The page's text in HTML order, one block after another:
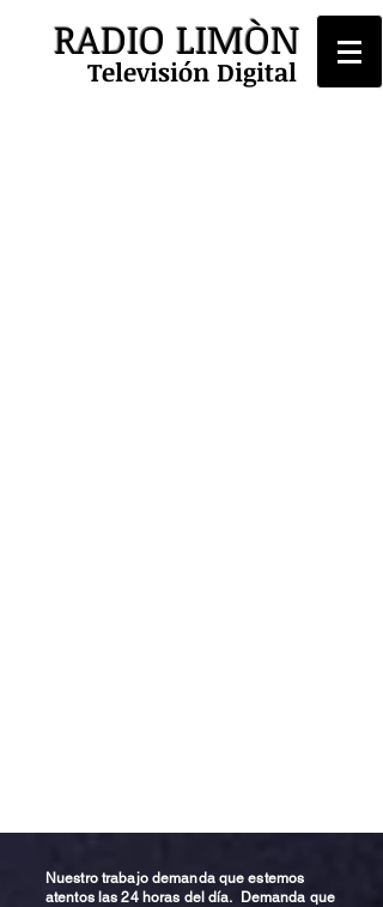
RADIO LIMÒN
Televisión Digital
Nuestro trabajo demanda que estemos
atentos las 24 horas del día. Demanda que